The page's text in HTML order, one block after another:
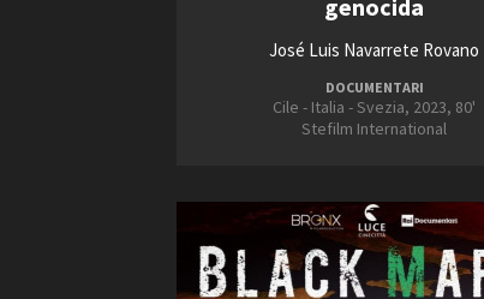
genocida
José Luis Navarrete Rovano
DOCUMENTARI
Cile - Italia - Svezia, 2023, 80'
Stefilm International